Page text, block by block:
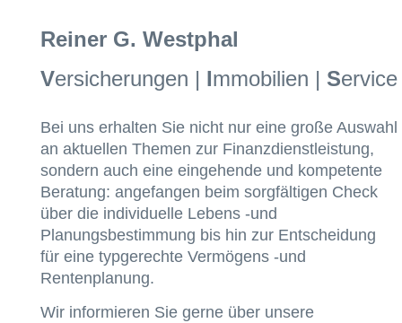
Reiner G. Westphal
Versicherungen | Immobilien | Service
Bei uns erhalten Sie nicht nur eine große Auswahl
an aktuellen Themen zur Finanzdienstleistung,
sondern auch eine eingehende und kompetente
Beratung: angefangen beim sorgfältigen Check
über die individuelle Lebens -und
Planungsbestimmung bis hin zur Entscheidung
für eine typgerechte Vermögens -und
Rentenplanung.
Wir informieren Sie gerne über unsere